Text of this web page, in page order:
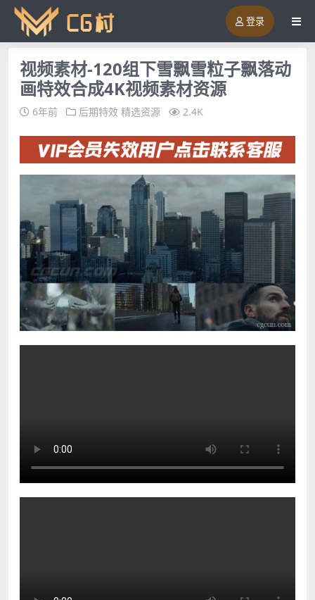
登录
视频素材-120组下雪飘雪粒子飘落动
画特效合成4K视频素材资源
6年前 后期特效 精选资源 2.4K